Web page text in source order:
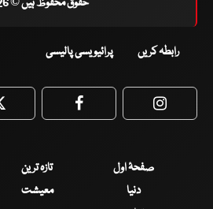
حقوق محفوظ ہیں © 2026
رابطہ کریں پرائیویسی پالیسی
Twitter Facebook
صفحۂ اول تازہ ترین
دنیا
معیشت